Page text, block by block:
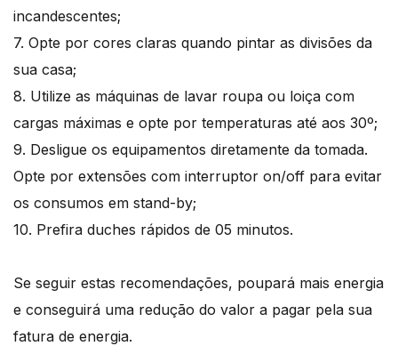
incandescentes;
7. Opte por cores claras quando pintar as divisões da
sua casa;
8. Utilize as máquinas de lavar roupa ou loiça com
cargas máximas e opte por temperaturas até aos 30º;
9. Desligue os equipamentos diretamente da tomada.
Opte por extensões com interruptor on/off para evitar
os consumos em stand-by;
10. Prefira duches rápidos de 05 minutos.
Se seguir estas recomendações, poupará mais energia
e conseguirá uma redução do valor a pagar pela sua
fatura de energia.